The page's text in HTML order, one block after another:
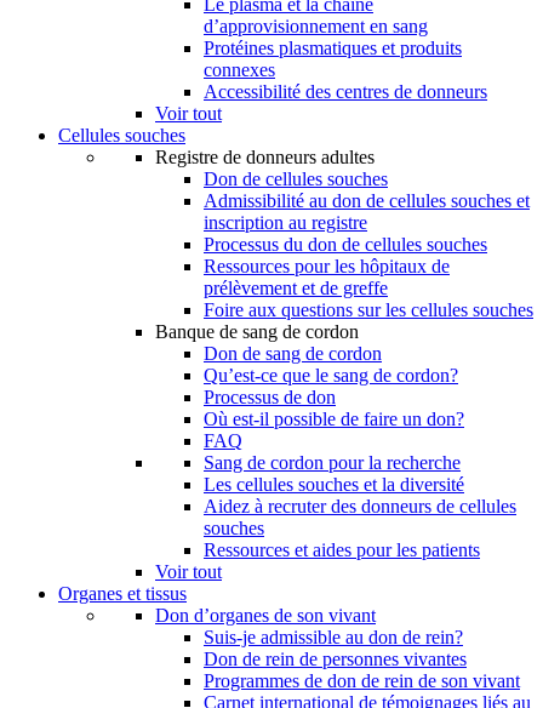
Le plasma et la chaîne
d’approvisionnement en sang
Protéines plasmatiques et produits
connexes
Accessibilité des centres de donneurs
Voir tout
Cellules souches
Registre de donneurs adultes
Don de cellules souches
Admissibilité au don de cellules souches et
inscription au registre
Processus du don de cellules souches
Ressources pour les hôpitaux de
prélèvement et de greffe
Foire aux questions sur les cellules souches
Banque de sang de cordon
Don de sang de cordon
Qu’est-ce que le sang de cordon?
Processus de don
Où est-il possible de faire un don?
FAQ
Sang de cordon pour la recherche
Les cellules souches et la diversité
Aidez à recruter des donneurs de cellules
souches
Ressources et aides pour les patients
Voir tout
Organes et tissus
Don d’organes de son vivant
Suis-je admissible au don de rein?
Don de rein de personnes vivantes
Programmes de don de rein de son vivant
Carnet international de témoignages liés au